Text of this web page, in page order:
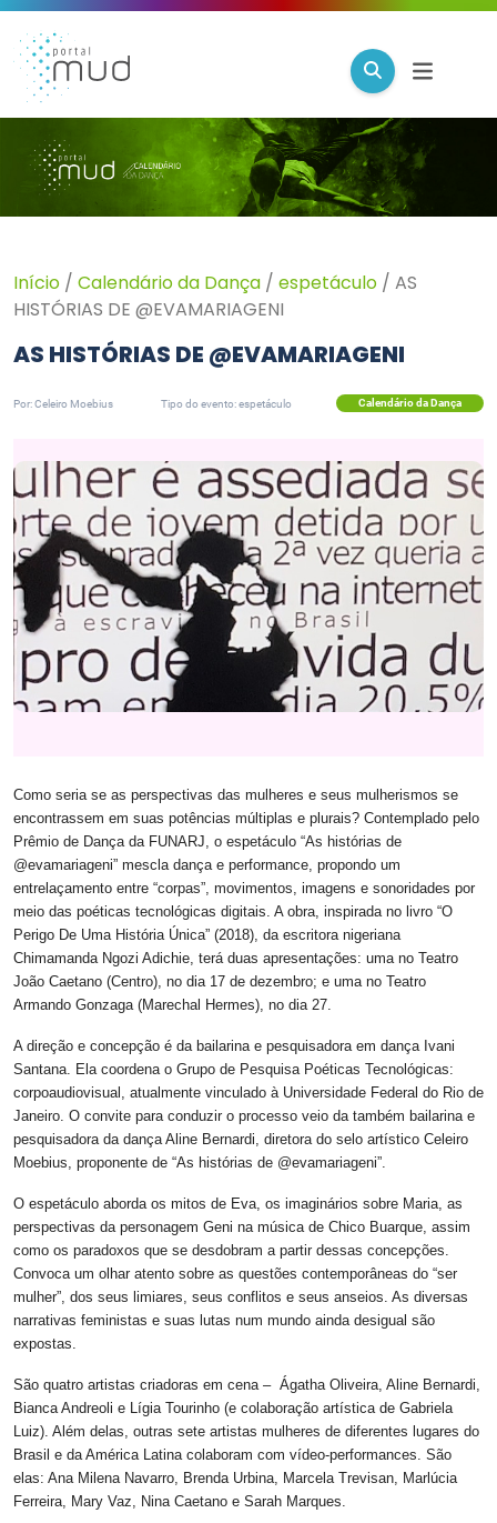
Início / Calendário da Dança / espetáculo / AS
HISTÓRIAS DE @EVAMARIAGENI
AS HISTÓRIAS DE @EVAMARIAGENI
Por: Celeiro Moebius Tipo do evento: espetáculo Calendário da Dança
Como seria se as perspectivas das mulheres e seus mulherismos se
encontrassem em suas potências múltiplas e plurais? Contemplado pelo
Prêmio de Dança da FUNARJ, o espetáculo “As histórias de
@evamariageni” mescla dança e performance, propondo um
entrelaçamento entre “corpas”, movimentos, imagens e sonoridades por
meio das poéticas tecnológicas digitais. A obra, inspirada no livro “O
Perigo De Uma História Única” (2018), da escritora nigeriana
Chimamanda Ngozi Adichie, terá duas apresentações: uma no Teatro
João Caetano (Centro), no dia 17 de dezembro; e uma no Teatro
Armando Gonzaga (Marechal Hermes), no dia 27.
A direção e concepção é da bailarina e pesquisadora em dança Ivani
Santana. Ela coordena o Grupo de Pesquisa Poéticas Tecnológicas:
corpoaudiovisual, atualmente vinculado à Universidade Federal do Rio de
Janeiro. O convite para conduzir o processo veio da também bailarina e
pesquisadora da dança Aline Bernardi, diretora do selo artístico Celeiro
Moebius, proponente de “As histórias de @evamariageni”.
O espetáculo aborda os mitos de Eva, os imaginários sobre Maria, as
perspectivas da personagem Geni na música de Chico Buarque, assim
como os paradoxos que se desdobram a partir dessas concepções.
Convoca um olhar atento sobre as questões contemporâneas do “ser
mulher”, dos seus limiares, seus conflitos e seus anseios. As diversas
narrativas feministas e suas lutas num mundo ainda desigual são
expostas.
São quatro artistas criadoras em cena – Ágatha Oliveira, Aline Bernardi,
Bianca Andreoli e Lígia Tourinho (e colaboração artística de Gabriela
Luiz). Além delas, outras sete artistas mulheres de diferentes lugares do
Brasil e da América Latina colaboram com vídeo-performances. São
elas: Ana Milena Navarro, Brenda Urbina, Marcela Trevisan, Marlúcia
Ferreira, Mary Vaz, Nina Caetano e Sarah Marques.